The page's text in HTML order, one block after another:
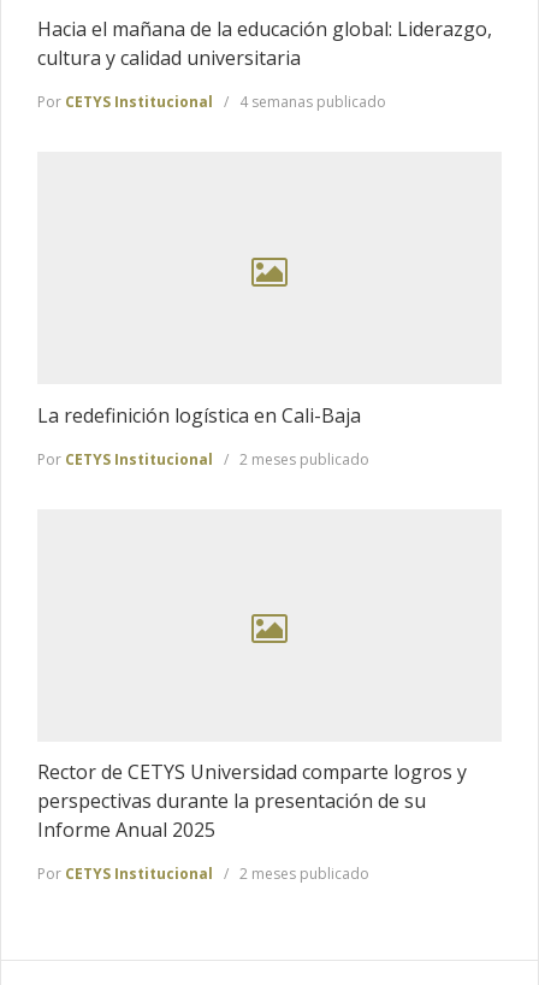
Hacia el mañana de la educación global: Liderazgo,
cultura y calidad universitaria
Por CETYS Institucional 4 semanas publicado
La redefinición logística en Cali-Baja
Por CETYS Institucional 2 meses publicado
Rector de CETYS Universidad comparte logros y
perspectivas durante la presentación de su
Informe Anual 2025
Por CETYS Institucional 2 meses publicado